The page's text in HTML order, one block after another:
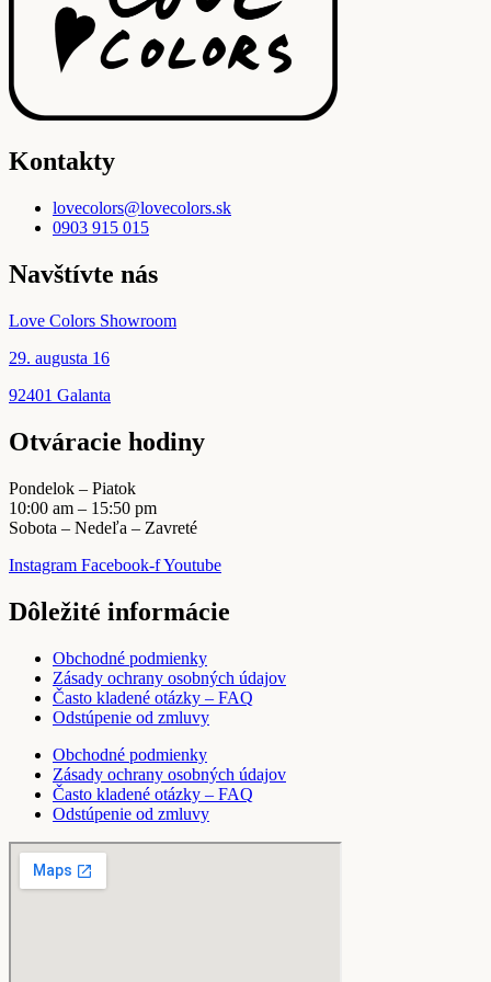
môžete
vybrať
na
Kontakty
lovecolors@lovecolors.sk
0903 915 015
Navštívte nás
Love Colors Showroom
29. augusta 16
92401 Galanta
Otváracie hodiny
Pondelok – Piatok
10:00 am – 15:50 pm
Sobota – Nedeľa – Zavreté
Instagram Facebook-fYoutube
Dôležité informácie
Obchodné podmienky
Zásady ochrany osobných údajov
Často kladené otázky – FAQ
Odstúpenie od zmluvy
Obchodné podmienky
Zásady ochrany osobných údajov
Často kladené otázky – FAQ
Odstúpenie od zmluvy